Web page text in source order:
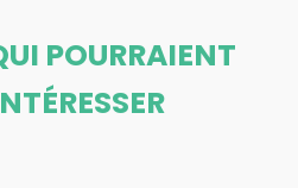
POURRAIENT